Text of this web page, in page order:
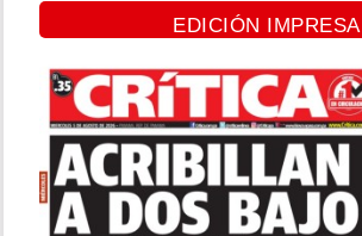
EDICIÓN IMPRESA